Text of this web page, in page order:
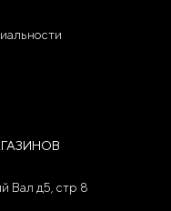
Вал д5, стр 8